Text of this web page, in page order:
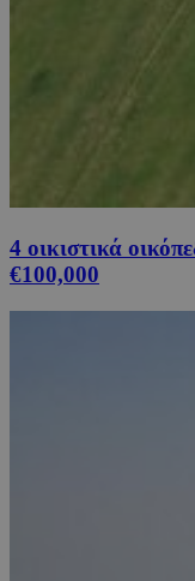
4 οικιστικά
€100,000